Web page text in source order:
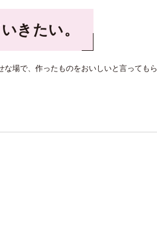
きたい。
場で、作ったものをおいしいと言ってもら